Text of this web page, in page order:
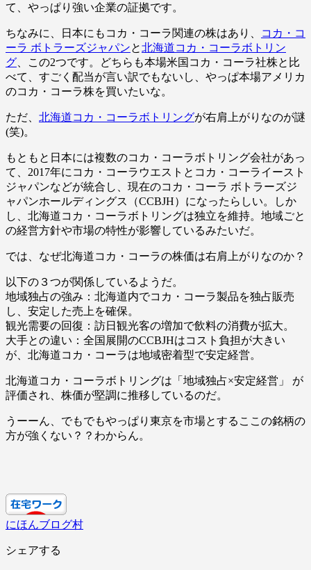
て、やっぱり強い企業の証拠です。
ちなみに、日本にもコカ・コーラ関連の株はあり、
コカ・コ
ーラ ボトラーズジャパンと北海道コカ・コーラボトリン
グ 、この2つです。どちらも本場米国コカ・コーラ社株と比
べて、すごく配当が言い訳でもないし、やっぱ本場アメリカ
のコカ・コーラ株を買いたいな。
ただ、 北海道コカ・コーラボトリングが右肩上がりなのが謎
(笑)。
もともと日本には複数のコカ・コーラボトリング会社があっ
て、2017年にコカ・コーラウエストとコカ・コーライースト
ジャパンなどが統合し、現在のコカ・コーラ ボトラーズジ
ャパンホールディングス（CCBJH）になったらしい。しか
し、北海道コカ・コーラボトリングは独立を維持。地域ごと
の経営方針や市場の特性が影響しているみたいだ。
では、なぜ北海道コカ・コーラの株価は右肩上がりなのか？
以下の３つが関係しているようだ。
地域独占の強み：北海道内でコカ・コーラ製品を独占販売
し、安定した売上を確保。
観光需要の回復：訪日観光客の増加で飲料の消費が拡大。
大手との違い：全国展開のCCBJHはコスト負担が大きい
が、北海道コカ・コーラは地域密着型で安定経営。
北海道コカ・コーラボトリングは「地域独占×安定経営」 が
評価され、株価が堅調に推移しているのだ。
うーーん、でもでもやっぱり東京を市場とするここの銘柄の
方が強くない？？わからん。
にほんブログ村
シェアする